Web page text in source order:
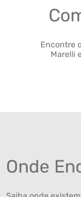
Encontre
Marelli
Onde